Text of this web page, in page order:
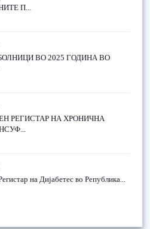
П...
ВО 2025 ГОДИНА ВО
РЕГИСТАР НА ХРОНИЧНА
на Дијабетес во Република...